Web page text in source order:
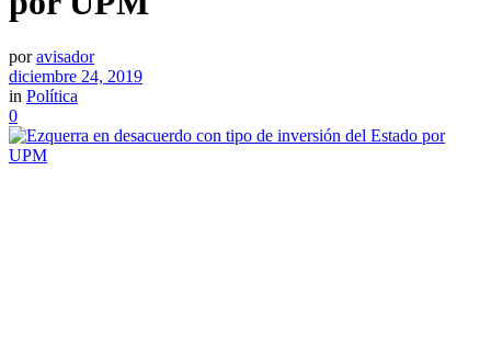
por avisador
diciembre 24, 2019
in Política
0